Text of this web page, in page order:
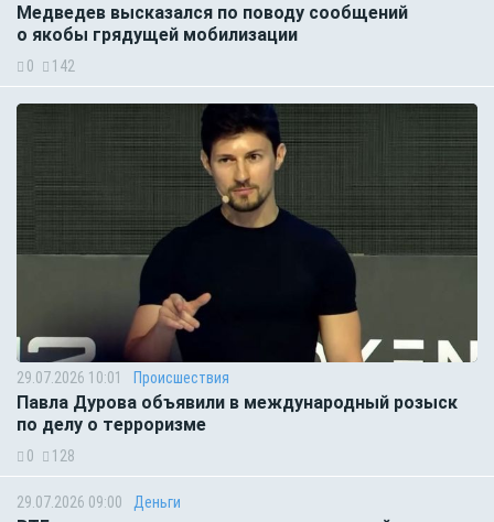
Медведев высказался по поводу сообщений
о якобы грядущей мобилизации
0 142
29.07.2026 10:01 Происшествия
Павла Дурова объявили в международный розыск
по делу о терроризме
0 128
29.07.2026 09:00 Деньги